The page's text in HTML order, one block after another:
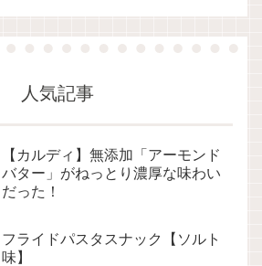
人気記事
【カルディ】無添加「アーモンド
バター」がねっとり濃厚な味わい
だった！
フライドパスタスナック【ソルト
味】